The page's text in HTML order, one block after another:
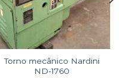
Torno mecânico Nardini
ND-1760